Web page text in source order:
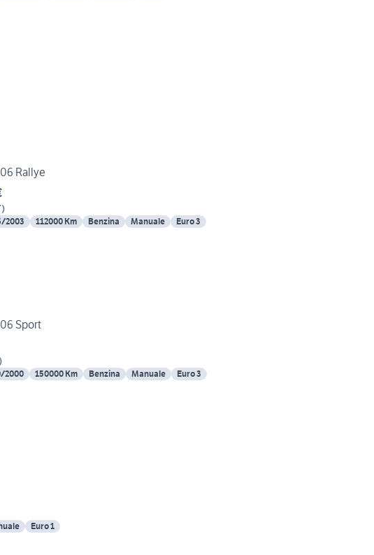
Rallye
)
2003 112000 Km Benzina Manuale Euro 3
Sport
)
2000 150000 Km Benzina Manuale Euro 3
Euro 1